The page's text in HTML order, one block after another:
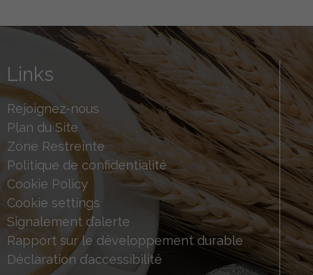
Links
Rejoignez-nous
Plan du Site
Zone Restreinte
Politique de confidentialité
Cookie Policy
Cookie settings
Signalement d’alerte
Rapport sur le développement durable
Déclaration d’accessibilité